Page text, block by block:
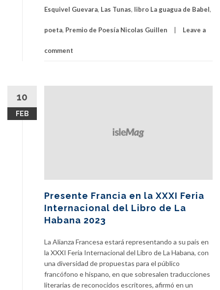
Esquivel Guevara, Las Tunas, libro La guagua de Babel,
poeta, Premio de Poesía Nicolas Guillen Leave a
comment
10
FEB
Presente Francia en la XXXI Feria
Internacional del Libro de La
Habana 2023
La Alianza Francesa estará representando a su país en
la XXXI Feria Internacional del Libro de La Habana, con
una diversidad de propuestas para el público
francófono e hispano, en que sobresalen traducciones
literarias de reconocidos escritores, afirmó en un